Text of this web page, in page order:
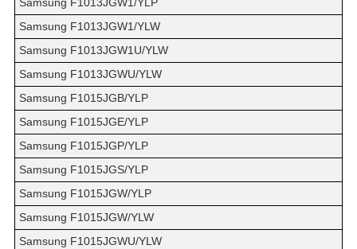
Samsung F1013JGW1/YLP
Samsung F1013JGW1/YLW
Samsung F1013JGW1U/YLW
Samsung F1013JGWU/YLW
Samsung F1015JGB/YLP
Samsung F1015JGE/YLP
Samsung F1015JGP/YLP
Samsung F1015JGS/YLP
Samsung F1015JGW/YLP
Samsung F1015JGW/YLW
Samsung F1015JGWU/YLW